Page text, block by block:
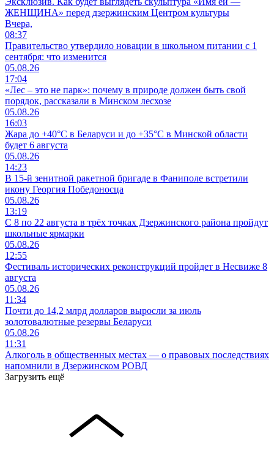
ЖЕНЩИНА» перед дзержинским Центром культуры
Вчера,
08:37
Правительство утвердило новации в школьном питании с 1
сентября: что изменится
05.08.26
17:04
«Лес – это не парк»: почему в природе должен быть свой
порядок, рассказали в Минском лесхозе
05.08.26
16:03
Жара до +40°С в Беларуси и до +35°С в Минской области
будет 6 августа
05.08.26
14:23
В 15-й зенитной ракетной бригаде в Фаниполе встретили
икону Георгия Победоносца
05.08.26
13:19
С 8 по 22 августа в трёх точках Дзержинского района пройдут
школьные ярмарки
05.08.26
12:55
Фестиваль исторических реконструкций пройдет в Несвиже 8
августа
05.08.26
11:34
Почти до 14,2 млрд долларов выросли за июль
золотовалютные резервы Беларуси
05.08.26
11:31
Алкоголь в общественных местах — о правовых последствиях
напомнили в Дзержинском РОВД
Загрузить ещё